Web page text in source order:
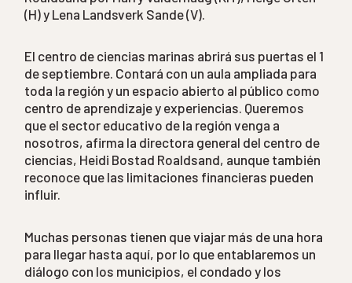
(H) y Lena Landsverk Sande (V).
El centro de ciencias marinas abrirá sus puertas el 1
de septiembre. Contará con un aula ampliada para
toda la región y un espacio abierto al público como
centro de aprendizaje y experiencias. Queremos
que el sector educativo de la región venga a
nosotros, afirma la directora general del centro de
ciencias, Heidi Bostad Roaldsand, aunque también
reconoce que las limitaciones financieras pueden
influir.
Muchas personas tienen que viajar más de una hora
para llegar hasta aquí, por lo que entablaremos un
diálogo con los municipios, el condado y los